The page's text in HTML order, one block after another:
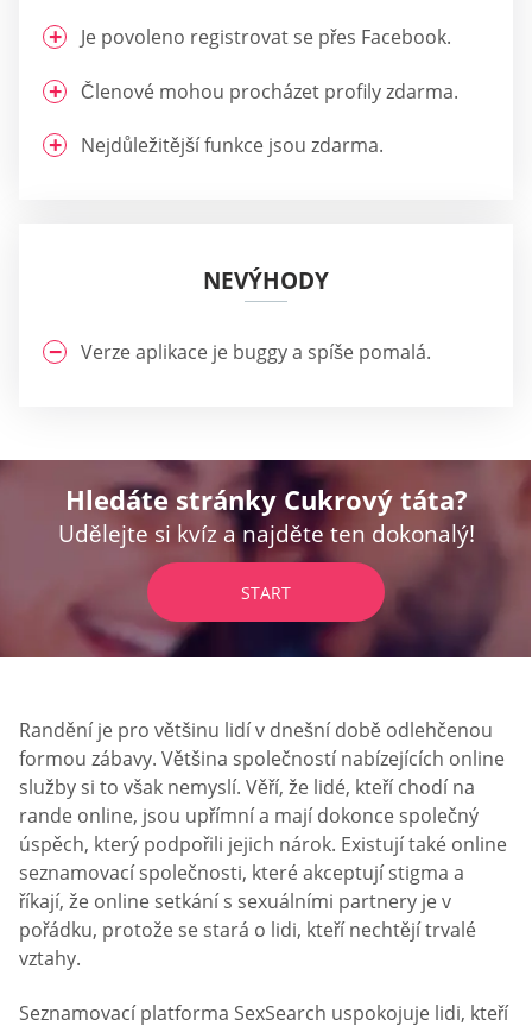
Je povoleno registrovat se přes Facebook.
Členové mohou procházet profily zdarma.
Nejdůležitější funkce jsou zdarma.
NEVÝHODY
Verze aplikace je buggy a spíše pomalá.
Hledáte stránky Cukrový táta?
Udělejte si kvíz a najděte ten dokonalý!
START
Randění je pro většinu lidí v dnešní době odlehčenou
formou zábavy. Většina společností nabízejících online
služby si to však nemyslí. Věří, že lidé, kteří chodí na
rande online, jsou upřímní a mají dokonce společný
úspěch, který podpořili jejich nárok. Existují také online
seznamovací společnosti, které akceptují stigma a
říkají, že online setkání s sexuálními partnery je v
pořádku, protože se stará o lidi, kteří nechtějí trvalé
vztahy.
Seznamovací platforma SexSearch uspokojuje lidi, kteří